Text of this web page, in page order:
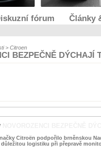
fórum Články
> Citroen
BEZPEČNĚ DÝCHAJÍ
Citroën podpořilo brněnskou
logistiku při přepravě